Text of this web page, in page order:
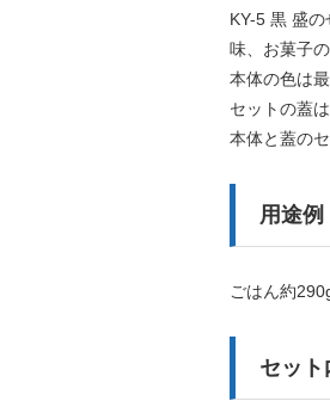
KY-5 黒 盛
味、お菓子
本体の色は
セットの蓋
本体と蓋の
用途例
ごはん約
セット